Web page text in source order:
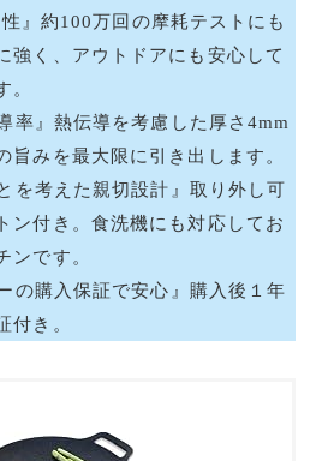
』約100万回の摩耗テストにも
強く、アウトドアにも安心して
。
率』熱伝導を考慮した厚さ4mm
旨みを最大限に引き出します。
を考えた親切設計』取り外し可
ン付き。食洗機にも対応してお
ンです。
の購入保証で安心』購入後１年
付き。